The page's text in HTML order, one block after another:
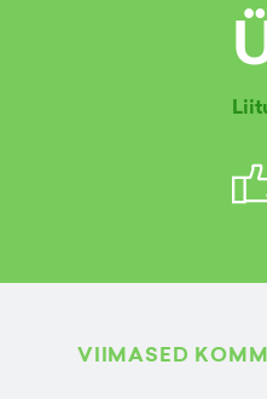
VIIMASED